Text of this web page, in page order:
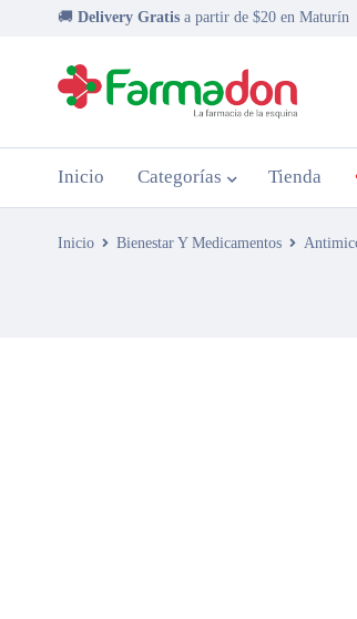
🚚 Delivery Gratis a partir de $20 en Maturín
Inicio Categorías Tienda
Inicio Bienestar Y Medicamentos